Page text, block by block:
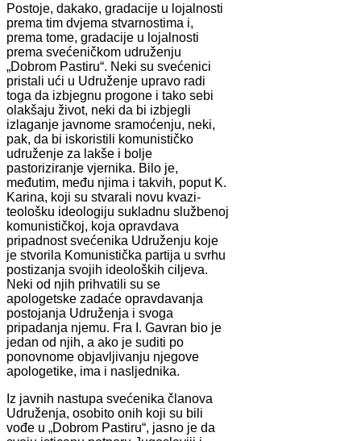
Postoje, dakako, gradacije u lojalnosti
prema tim dvjema stvarnostima i,
prema tome, gradacije u lojalnosti
prema svećeničkom udruženju
„Dobrom Pastiru“. Neki su svećenici
pristali ući u Udruženje upravo radi
toga da izbjegnu progone i tako sebi
olakšaju život, neki da bi izbjegli
izlaganje javnome sramoćenju, neki,
pak, da bi iskoristili komunističko
udruženje za lakše i bolje
pastoriziranje vjernika. Bilo je,
međutim, među njima i takvih, poput K.
Karina, koji su stvarali novu kvazi-
teološku ideologiju sukladnu službenoj
komunističkoj, koja opravdava
pripadnost svećenika Udruženju koje
je stvorila Komunistička partija u svrhu
postizanja svojih ideoloških ciljeva.
Neki od njih prihvatili su se
apologetske zadaće opravdavanja
postojanja Udruženja i svoga
pripadanja njemu. Fra I. Gavran bio je
jedan od njih, a ako je suditi po
ponovnome objavljivanju njegove
apologetike, ima i nasljednika.
Iz javnih nastupa svećenika članova
Udruženja, osobito onih koji su bili
vođe u „Dobrom Pastiru“, jasno je da